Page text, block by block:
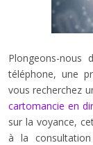
Plongeons-nous
téléphone, une
vous recherchez
cartomancie en
sur la voyance,
à la